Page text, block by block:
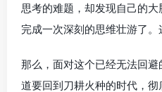
思考的难题，却发现自己的
完成一次深刻的思维壮游了。
那么，面对这个已经无法回
道要回到刀耕火种的时代，彻